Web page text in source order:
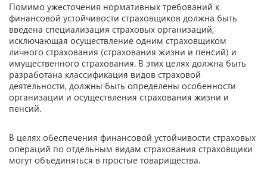
Помимо ужесточения нормативных требований к
финансовой устойчивости страховщиков должна быть
введена специализация страховых организаций,
исключающая осуществление одним страховщиком
личного страхования (страхования жизни и пенсий) и
имущественного страхования. В этих целях должна быть
разработана классификация видов страховой
деятельности, должны быть определены особенности
организации и осуществления страхования жизни и
пенсий.
В целях обеспечения финансовой устойчивости страховых
операций по отдельным видам страхования страховщики
могут объединяться в простые товарищества.